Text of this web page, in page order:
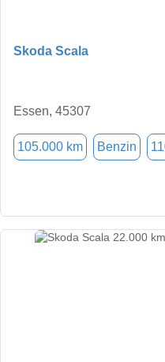
Skoda Scala
Essen, 45307
105.000 km Benzin